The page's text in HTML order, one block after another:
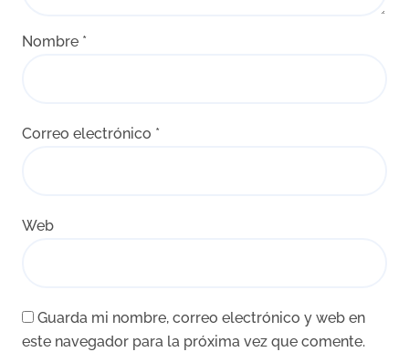
Nombre *
Correo electrónico *
Web
Guarda mi nombre, correo electrónico y web en
este navegador para la próxima vez que comente.